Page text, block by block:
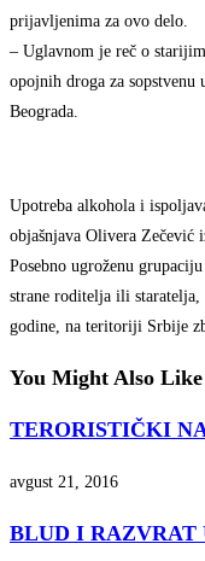
prijavljenima za ovo delo.
– Uglavnom je reč o
opojnih droga za
Beograda.
Upotreba alkohola i
objašnjava Olivera
Posebno ugroženu
strane roditelja ili
godine, na teritoriji Srbije
You Might Also Like
TERORISTIČKI
avgust 21, 2016
BLUD I RAZVRAT